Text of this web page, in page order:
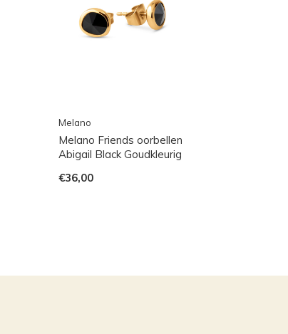
Melano
Melano Friends oorbellen
Abigail Black Goudkleurig
€36,00